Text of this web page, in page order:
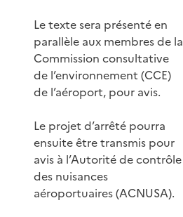
Le texte sera présenté en
parallèle aux membres de la
Commission consultative
de l’environnement (CCE)
de l’aéroport, pour avis.
Le projet d’arrêté pourra
ensuite être transmis pour
avis à l’Autorité de contrôle
des nuisances
aéroportuaires (ACNUSA).